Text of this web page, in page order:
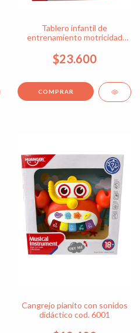
Tablero infantil de
entrenamiento motricidad
$23.600
Cangrejo pianito con sonidos
didáctico cod. 6001